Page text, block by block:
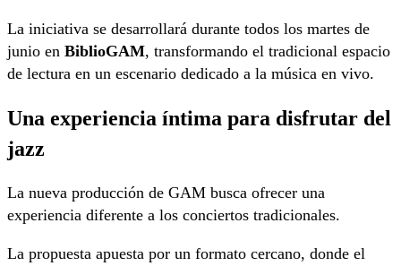
La iniciativa se desarrollará durante todos los martes de
junio en BiblioGAM, transformando el tradicional espacio
de lectura en un escenario dedicado a la música en vivo.
Una experiencia íntima para disfrutar del
jazz
La nueva producción de GAM busca ofrecer una
experiencia diferente a los conciertos tradicionales.
La propuesta apuesta por un formato cercano, donde el